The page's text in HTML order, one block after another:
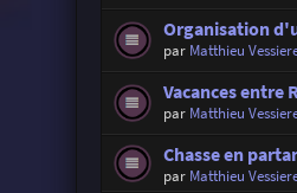
Organisation
par Matthieu
Vacances entre
par Matthieu
Chasse en
par Matthieu